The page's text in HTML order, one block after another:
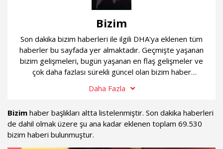
Bizim
Son dakika bizim haberleri ile ilgili DHA'ya eklenen tüm
haberler bu sayfada yer almaktadır. Geçmişte yaşanan
bizim gelişmeleri, bugün yaşanan en flaş gelişmeler ve
çok daha fazlası sürekli güncel olan bizim haber
Daha Fazla
Bizim haber başlıkları altta listelenmiştir. Son dakika haberleri
de dahil olmak üzere şu ana kadar eklenen toplam 69.530
bizim haberi bulunmuştur.